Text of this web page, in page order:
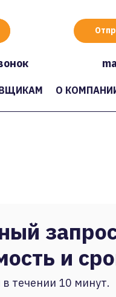
О
и
течении 10 минут.